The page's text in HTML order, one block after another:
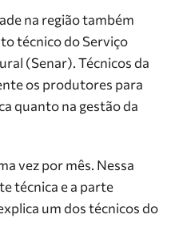
na região também
técnico do Serviço
(Senar). Técnicos da
os produtores para
quanto na gestão da
vez por mês. Nessa
técnica e a parte
um dos técnicos do